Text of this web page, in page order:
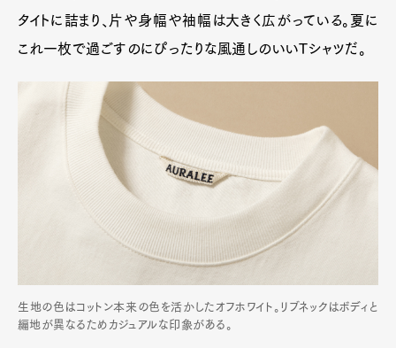
タイトに詰まり、片や身幅や袖幅は大きく広がっている。夏に
これ一枚で過ごすのにぴったりな風通しのいいTシャツだ。
生地の色はコットン本来の色を活かしたオフホワイト。リブネックはボディと
編地が異なるためカジュアルな印象がある。